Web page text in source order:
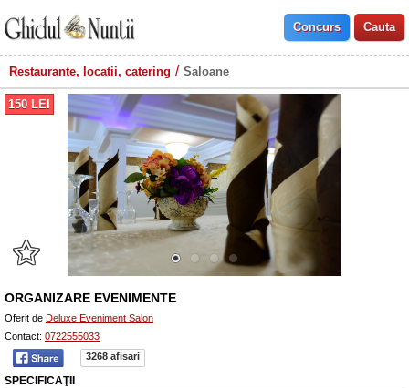
Restaurante, locatii, catering Saloane
150 LEI
ORGANIZARE EVENIMENTE
Oferit de Deluxe Eveniment Salon
Contact: 0722555033
3268 afisari
SPECIFICAŢII